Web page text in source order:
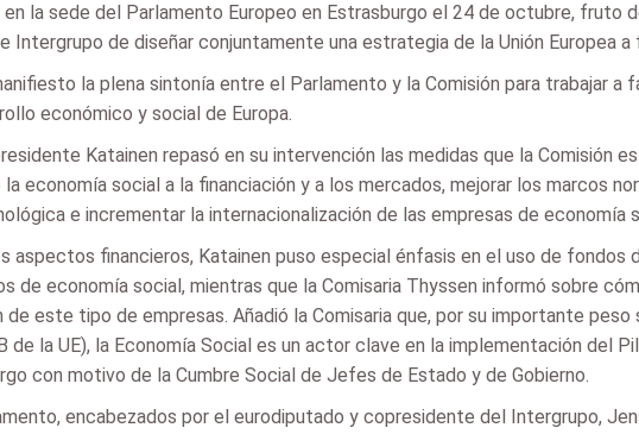
en la sede del Parlamento Europeo en Estrasburgo el 24 de octubre, fruto
Intergrupo de diseñar conjuntamente una estrategia de la Unión Europea
la plena sintonía entre el Parlamento y la Comisión para trabajar a
económico y social de Europa.
Katainen repasó en su intervención las medidas que la Comisión
economía social a la financiación y a los mercados, mejorar los marcos
e incrementar la internacionalización de las empresas de economía
aspectos financieros, Katainen puso especial énfasis en el uso de
de economía social, mientras que la Comisaria Thyssen informó sobre
de este tipo de empresas. Añadió la Comisaria que, por su importante
de la UE), la Economía Social es un actor clave en la implementación del
con motivo de la Cumbre Social de Jefes de Estado y de Gobierno.
encabezados por el eurodiputado y copresidente del Intergrupo,